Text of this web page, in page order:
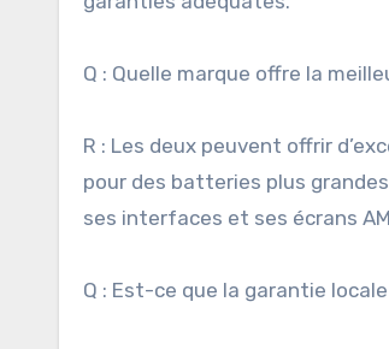
Q : Quelle marque offre la
R : Les deux peuvent offrir
pour des batteries plus
ses interfaces et ses écrans
Q : Est-ce que la garantie